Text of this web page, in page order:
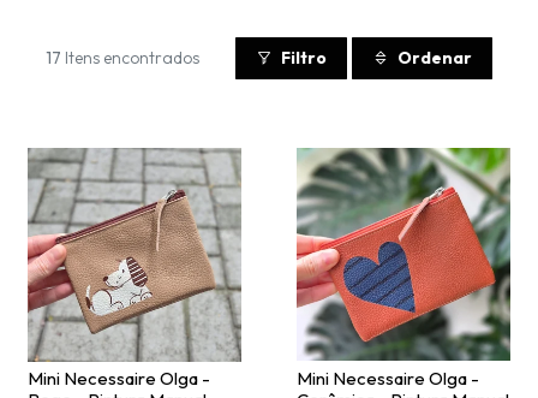
17 Itens encontrados Filtro Ordenar
Mini Necessaire Olga -
Mini Necessaire Olga -